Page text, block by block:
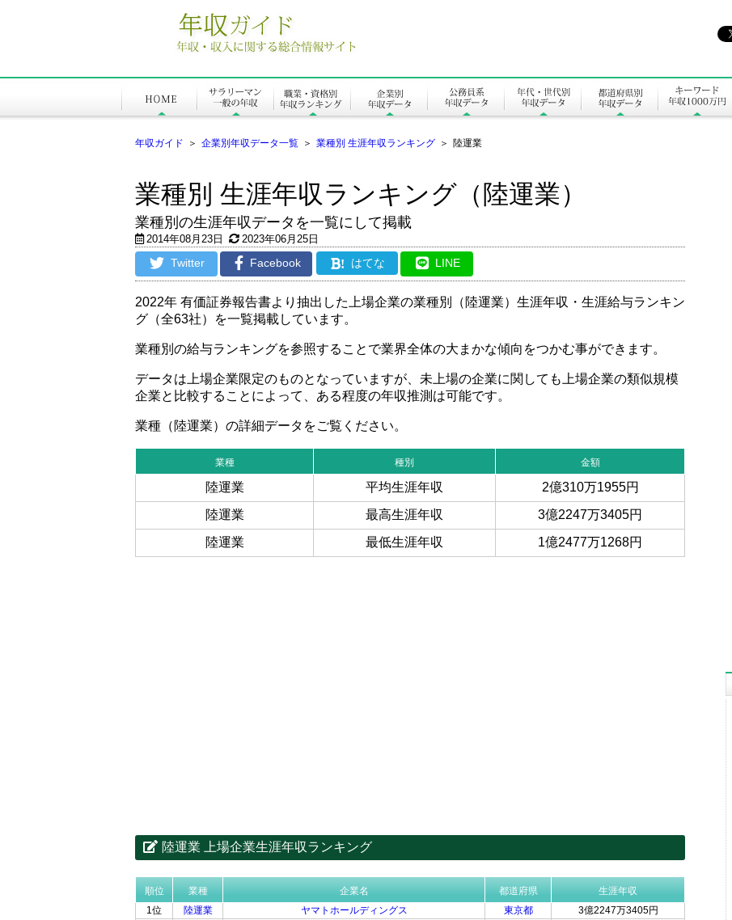
年収ガイド ＞ 企業別年収データ一覧 ＞ 業種別 生涯年収ランキング ＞ 陸運業
業種別 生涯年収ランキング（陸運業）
業種別の生涯年収データを一覧にして掲載
2014年08月23日 2023年06月25日
Twitter Facebook ! はてな LINE
2022年 有価証券報告書より抽出した上場企業の業種別（陸運業）生涯年収・生涯給与ランキン
グ（全63社）を一覧掲載しています。
業種別の給与ランキングを参照することで業界全体の大まかな傾向をつかむ事ができます。
データは上場企業限定のものとなっていますが、未上場の企業に関しても上場企業の類似規模
企業と比較することによって、ある程度の年収推測は可能です。
業種（陸運業）の詳細データをご覧ください。
業種 種別 金額
陸運業 平均生涯年収
2億310万1955円
陸運業
最高生涯年収
3億2247万3405円
陸運業
最低生涯年収 1億2477万1268円
陸運業 上場企業生涯年収ランキング
順位 業種 企業名 都道府県
生涯年収
1位
陸運業 ヤマトホールディングス 東京都
3億2247万3405円